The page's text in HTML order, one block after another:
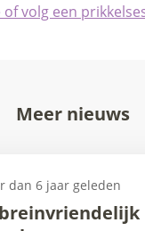
volg een
Meer nieuws
dan 6 jaar geleden